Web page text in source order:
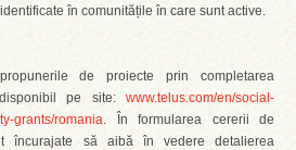
în comunitățile în care sunt active.
de proiecte prin completarea
pe site: www.telus.com/en/social-
grants/romania. În formularea cererii de
încurajate să aibă în vedere detalierea